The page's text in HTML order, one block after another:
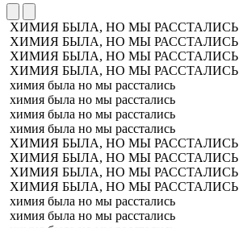
ХИМИЯ БЫЛА, НО МЫ РАССТАЛИСЬ
ХИМИЯ БЫЛА, НО МЫ РАССТАЛИСЬ
ХИМИЯ БЫЛА, НО МЫ РАССТАЛИСЬ
ХИМИЯ БЫЛА, НО МЫ РАССТАЛИСЬ
химия была но мы расстались
химия была но мы расстались
химия была но мы расстались
химия была но мы расстались
ХИМИЯ БЫЛА, НО МЫ РАССТАЛИСЬ
ХИМИЯ БЫЛА, НО МЫ РАССТАЛИСЬ
ХИМИЯ БЫЛА, НО МЫ РАССТАЛИСЬ
ХИМИЯ БЫЛА, НО МЫ РАССТАЛИСЬ
химия была но мы расстались
химия была но мы расстались